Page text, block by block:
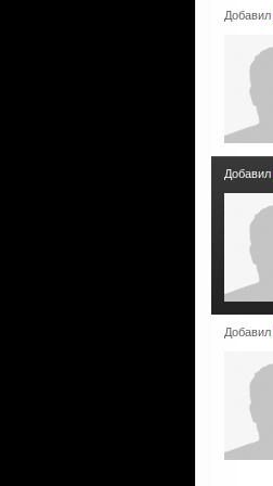
Добавил
Добавил
Добавил